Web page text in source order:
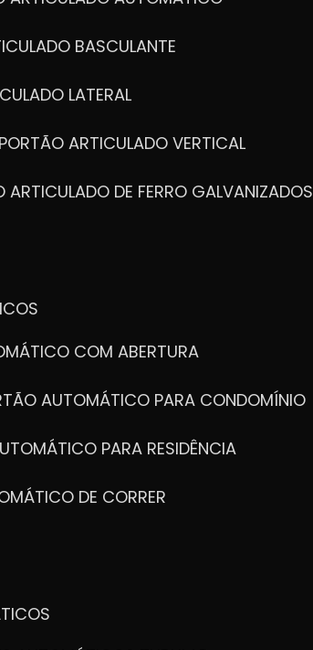
BASCULANTE
LATERAL
PORTÃO ARTICULADO VERTICAL
ARTICULADO DE FERRO GALVANIZADOS
COM ABERTURA
AUTOMÁTICO PARA CONDOMÍNIO
PARA RESIDÊNCIA
DE CORRER